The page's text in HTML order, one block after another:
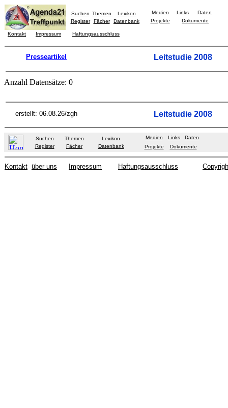
Suchen Themen
Lexikon
Register
Fächer Datenbank
Medien Links
Daten
Projekte
Dokumente
Kontakt Impressum Haftungsausschluss
Presseartikel Leitstudie 2008
Anzahl Datensätze: 0
erstellt: 06.08.26/zgh Leitstudie 2008
Suchen Themen
Lexikon
Register
Fächer Datenbank
Medien Links
Daten
Projekte
Dokumente
Kontakt über uns Impressum Haftungsausschluss